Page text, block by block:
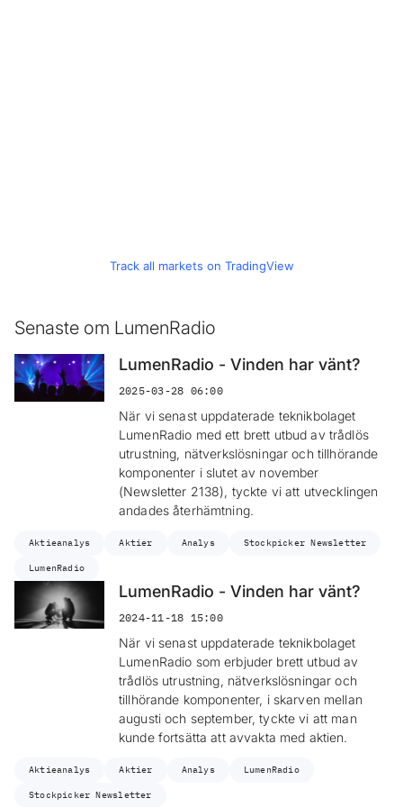
Track all markets on TradingView
Senaste om LumenRadio
LumenRadio - Vinden har vänt?
2025-03-28 06:00
När vi senast uppdaterade teknikbolaget
LumenRadio med ett brett utbud av trådlös
utrustning, nätverkslösningar och tillhörande
komponenter i slutet av november
(Newsletter 2138), tyckte vi att utvecklingen
andades återhämtning.
Aktieanalys Aktier Analys Stockpicker Newsletter
LumenRadio
LumenRadio - Vinden har vänt?
2024-11-18 15:00
När vi senast uppdaterade teknikbolaget
LumenRadio som erbjuder brett utbud av
trådlös utrustning, nätverkslösningar och
tillhörande komponenter, i skarven mellan
augusti och september, tyckte vi att man
kunde fortsätta att avvakta med aktien.
Aktieanalys Aktier Analys LumenRadio
Stockpicker Newsletter